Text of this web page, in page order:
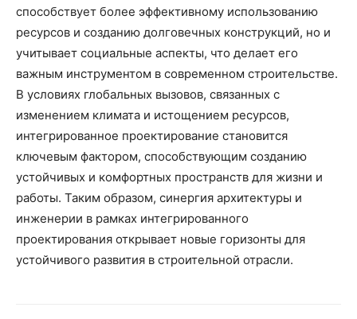
способствует более эффективному использованию
ресурсов и созданию долговечных конструкций, но и
учитывает социальные аспекты, что делает его
важным инструментом в современном строительстве.
В условиях глобальных вызовов, связанных с
изменением климата и истощением ресурсов,
интегрированное проектирование становится
ключевым фактором, способствующим созданию
устойчивых и комфортных пространств для жизни и
работы. Таким образом, синергия архитектуры и
инженерии в рамках интегрированного
проектирования открывает новые горизонты для
устойчивого развития в строительной отрасли.